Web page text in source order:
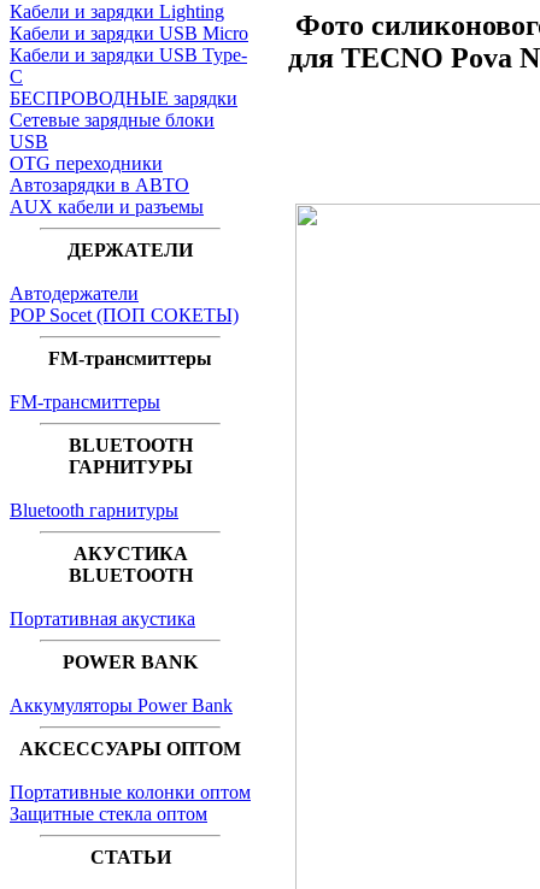
Кабели и зарядки Lighting
Кабели и зарядки USB Micro
Кабели и зарядки USB Type-
C
БЕСПРОВОДНЫЕ зарядки
Сетевые зарядные блоки
USB
OTG переходники
Автозарядки в АВТО
AUX кабели и разъемы
ДЕРЖАТЕЛИ
Автодержатели
POP Socet (ПОП СОКЕТЫ)
FM-трансмиттеры
FM-трансмиттеры
BLUETOOTH
ГАРНИТУРЫ
Bluetooth гарнитуры
АКУСТИКА
BLUETOOTH
Портативная акустика
POWER BANK
Аккумуляторы Power Bank
АКСЕССУАРЫ ОПТОМ
Портативные колонки оптом
Защитные стекла оптом
СТАТЬИ
Фото
для TECNO Pova